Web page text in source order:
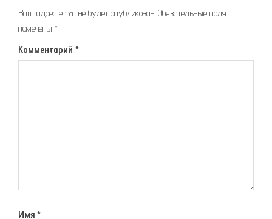
Ваш адрес email не будет опубликован. Обязательные поля
помечены *
Комментарий *
Имя *